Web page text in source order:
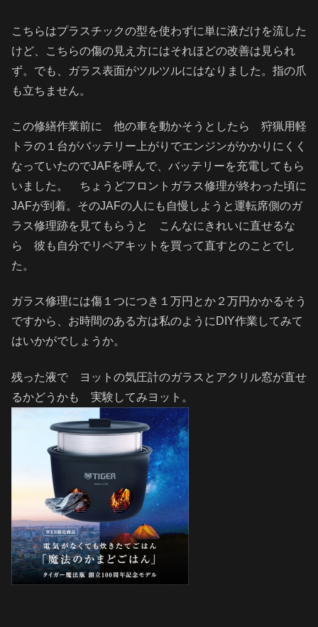
こちらはプラスチックの型を使わずに単に液だけを流した
けど、こちらの傷の見え方にはそれほどの改善は見られ
ず。でも、ガラス表面がツルツルにはなりました。指の爪
も立ちません。
この修繕作業前に 他の車を動かそうとしたら 狩猟用軽
トラの１台がバッテリー上がりでエンジンがかかりにくく
なっていたのでJAFを呼んで、バッテリーを充電してもら
いました。 ちょうどフロントガラス修理が終わった頃に
JAFが到着。そのJAFの人にも自慢しようと運転席側のガ
ラス修理跡を見てもらうと こんなにきれいに直せるな
ら 彼も自分でリペアキットを買って直すとのことでし
た。
ガラス修理には傷１つにつき１万円とか２万円かかるそう
ですから、お時間のある方は私のようにDIY作業してみて
はいかがでしょうか。
残った液で ヨットの気圧計のガラスとアクリル窓が直せ
るかどうかも 実験してみヨット。